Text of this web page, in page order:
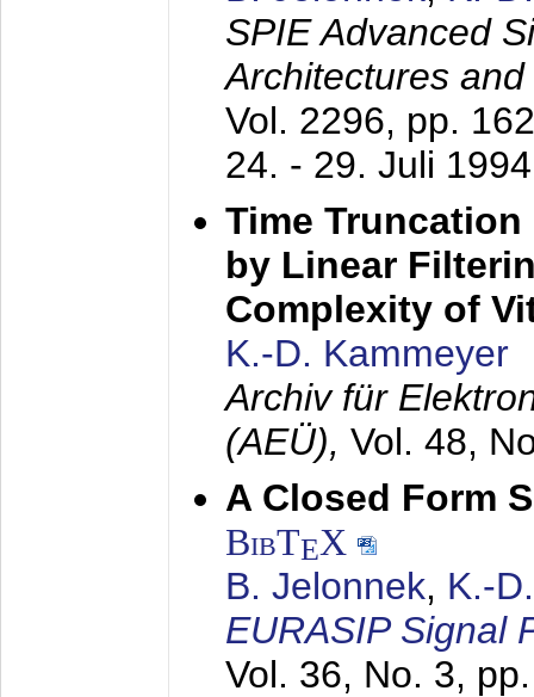
SPIE Advanced
Architectures
Vol. 2296, pp.
24. - 29. Juli 1994
Time
by Linear
Complexity of
K.-D. Kammeyer
Archiv für
(AEÜ), Vol. 48,
A Closed Form
BibTEX
B. Jelonnek, K.-
EURASIP Signal
Vol. 36, No. 3,